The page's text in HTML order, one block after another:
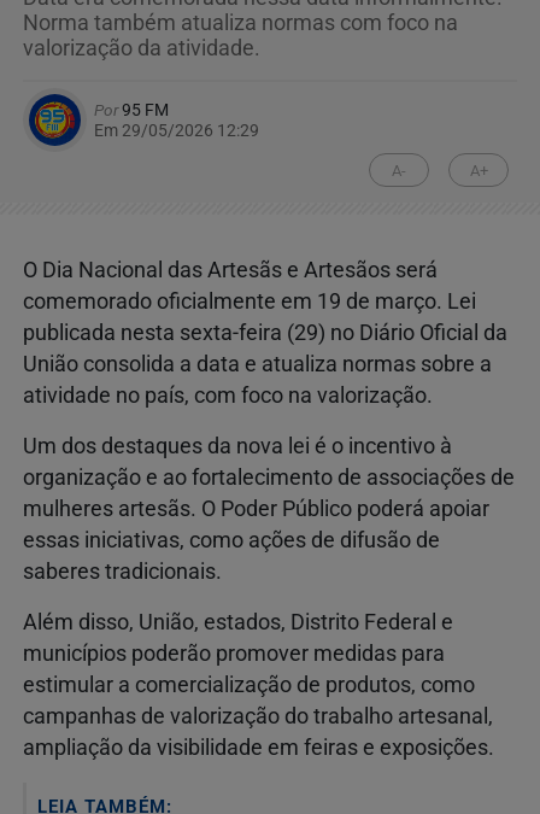
Norma também atualiza normas com foco na
valorização da atividade.
Por95 FM
Em 29/05/2026 12:29
A- A+
O Dia Nacional das Artesãs e Artesãos será
comemorado oficialmente em 19 de março. Lei
publicada nesta sexta-feira (29) no Diário Oficial da
União consolida a data e atualiza normas sobre a
atividade no país, com foco na valorização.
Um dos destaques da nova lei é o incentivo à
organização e ao fortalecimento de associações de
mulheres artesãs. O Poder Público poderá apoiar
essas iniciativas, como ações de difusão de
saberes tradicionais.
Além disso, União, estados, Distrito Federal e
municípios poderão promover medidas para
estimular a comercialização de produtos, como
campanhas de valorização do trabalho artesanal,
ampliação da visibilidade em feiras e exposições.
LEIA TAMBÉM: